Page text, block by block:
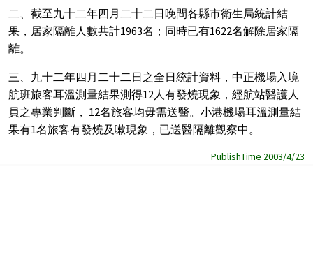
二、截至九十二年四月二十二日晚間各縣市衛生局統計結
果，居家隔離人數共計1963名；同時已有1622名解除居家隔
離。
三、九十二年四月二十二日之全日統計資料，中正機場入境
航班旅客耳溫測量結果測得12人有發燒現象，經航站醫護人
員之專業判斷， 12名旅客均毋需送醫。小港機場耳溫測量結
果有1名旅客有發燒及嗽現象，已送醫隔離觀察中。
PublishTime 2003/4/23